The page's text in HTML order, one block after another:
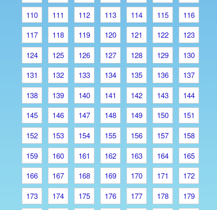
110
111 112 113 114 115
116
117
118 119 120 121 122
123
124
125 126 127 128 129
130
131
132 133 134 135 136
137
138
139 140 141 142 143
144
145
146 147 148 149 150
151
152
153 154 155 156 157
158
159
160 161 162 163 164
165
166
167 168 169 170 171
172
173
174 175 176 177 178
179